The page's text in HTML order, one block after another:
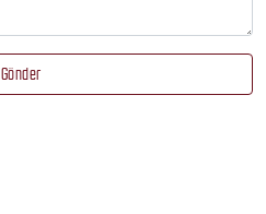
Gönder